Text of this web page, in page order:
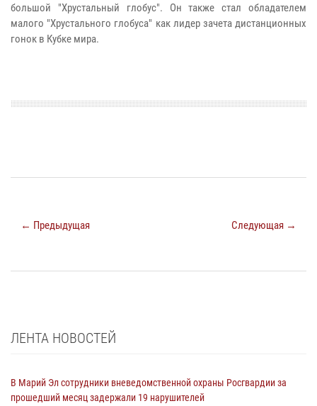
большой "Хрустальный глобус". Он также стал обладателем
малого "Хрустального глобуса" как лидер зачета дистанционных
гонок в Кубке мира.
← Предыдущая Следующая →
ЛЕНТА НОВОСТЕЙ
В Марий Эл сотрудники вневедомственной охраны Росгвардии за
прошедший месяц задержали 19 нарушителей